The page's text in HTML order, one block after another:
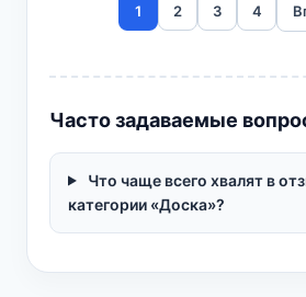
1 2 3 4
Часто задаваемые
Что чаще всего хвалят в
категории «Доска»?